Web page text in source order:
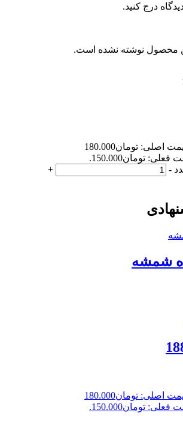
درج کنید.
محصول نوشته نشده است.
قیمت اصلی: تومان180.000
فعلی: تومان150.000.
-
+
شمشه
قیمت اصلی: تومان180.000
فعلی: تومان150.000.